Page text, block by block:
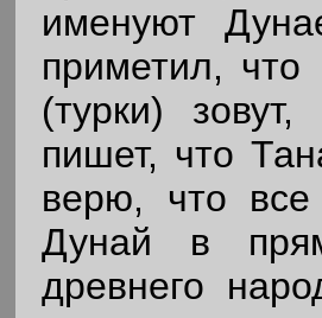
именуют
приметил,
(турки)
пишет, что
верю, что
Дунай в
древнего